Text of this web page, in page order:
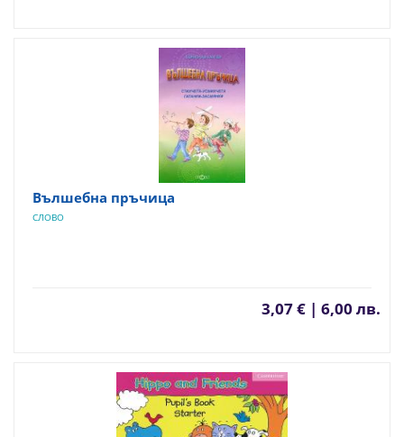
Вълшебна пръчица
СЛОВО
3,07 € | 6,00 лв.